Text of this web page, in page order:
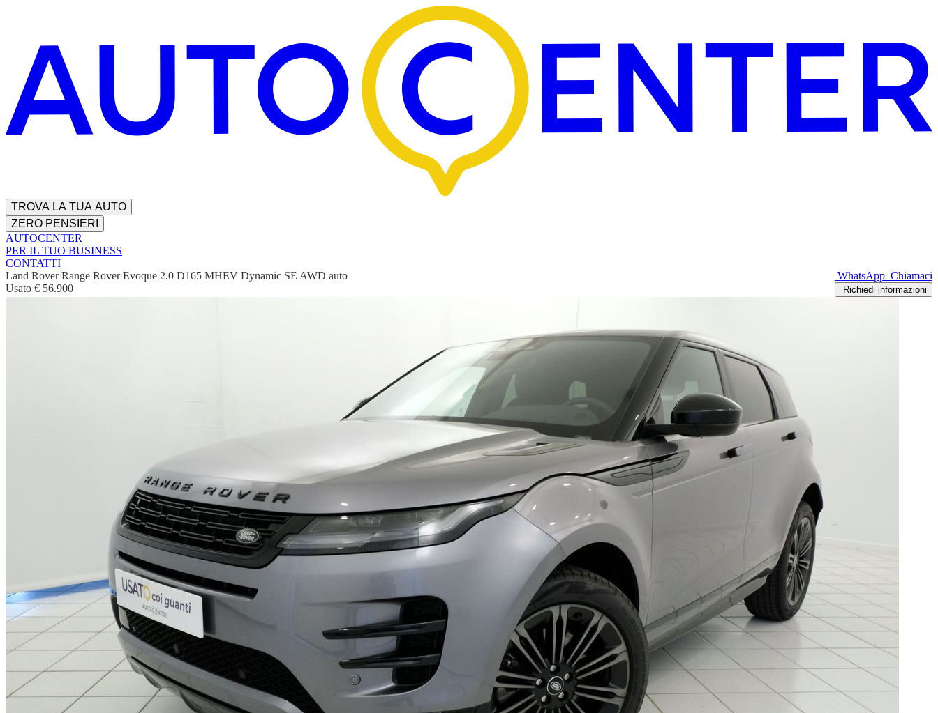
TROVA LA TUA AUTO
ZERO PENSIERI
AUTOCENTER
PER IL TUO BUSINESS
CONTATTI
Land Rover Range Rover Evoque 2.0 D165 MHEV Dynamic SE AWD auto
Usato € 56.900
WhatsApp Chiamaci
Richiedi informazioni